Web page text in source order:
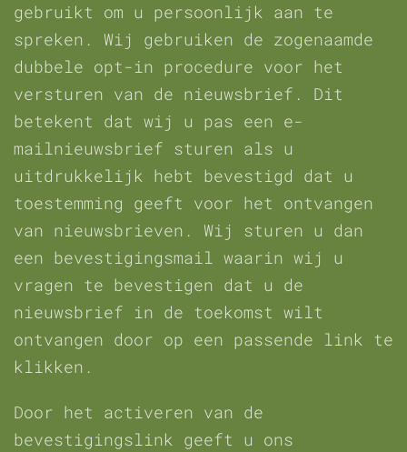
gebruikt om u persoonlijk aan te
spreken. Wij gebruiken de zogenaamde
dubbele opt-in procedure voor het
versturen van de nieuwsbrief. Dit
betekent dat wij u pas een e-
mailnieuwsbrief sturen als u
uitdrukkelijk hebt bevestigd dat u
toestemming geeft voor het ontvangen
van nieuwsbrieven. Wij sturen u dan
een bevestigingsmail waarin wij u
vragen te bevestigen dat u de
nieuwsbrief in de toekomst wilt
ontvangen door op een passende link te
klikken.
Door het activeren van de
bevestigingslink geeft u ons